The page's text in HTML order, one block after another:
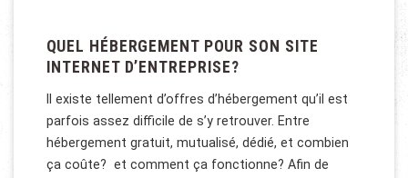
QUEL HÉBERGEMENT POUR SON SITE
INTERNET D’ENTREPRISE?
Il existe tellement d’offres d’hébergement qu’il est
parfois assez difficile de s’y retrouver. Entre
hébergement gratuit, mutualisé, dédié, et combien
ça coûte? et comment ça fonctionne? Afin de